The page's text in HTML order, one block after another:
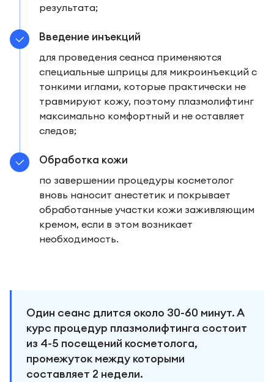
результата;
Введение инъекций
для проведения сеанса применяются
специальные шприцы для микроинъекций с
тонкими иглами, которые практически не
травмируют кожу, поэтому плазмолифтинг
максимально комфортный и не оставляет
следов;
Обработка кожи
по завершении процедуры косметолог
вновь наносит анестетик и покрывает
обработанные участки кожи заживляющим
кремом, если в этом возникает
необходимость.
Один сеанс длится около 30-60 минут. А
курс процедур плазмолифтинга состоит
из 4-5 посещений косметолога,
промежуток между которыми
составляет 2 недели.